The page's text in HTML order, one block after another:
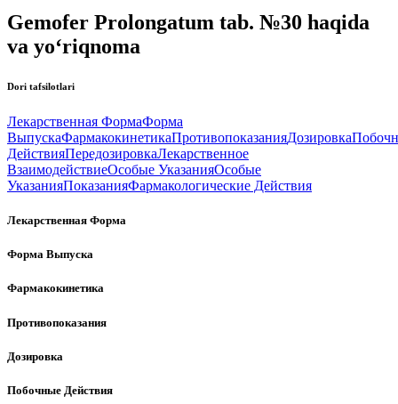
Gemofer Prolongatum tab. №30 haqida
va yo‘riqnoma
Dori tafsilotlari
Лекарственная ФормаФорма
ВыпускаФармакокинетикаПротивопоказанияДозировка
ДействияПередозировкаЛекарственное
ВзаимодействиеОсобые УказанияОсобые
УказанияПоказанияФармакологические Действия
Лекарственная Форма
Форма Выпуска
Фармакокинетика
Противопоказания
Дозировка
Побочные Действия